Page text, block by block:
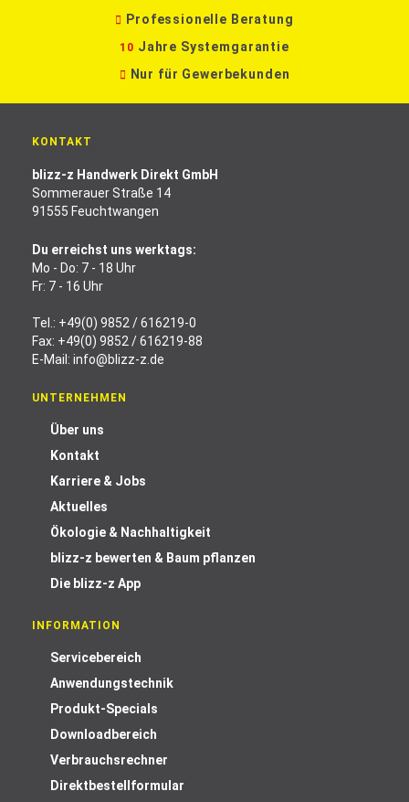
Professionelle Beratung
10 Jahre Systemgarantie
Nur für Gewerbekunden
KONTAKT
blizz-z Handwerk Direkt GmbH
Sommerauer Straße 14
91555 Feuchtwangen
Du erreichst uns werktags:
Mo - Do: 7 - 18 Uhr
Fr: 7 - 16 Uhr
Tel.: +49(0) 9852 / 616219-0
Fax: +49(0) 9852 / 616219-88
E-Mail: info@blizz-z.de
UNTERNEHMEN
Über uns
Kontakt
Karriere & Jobs
Aktuelles
Ökologie & Nachhaltigkeit
blizz-z bewerten & Baum pflanzen
Die blizz-z App
INFORMATION
Servicebereich
Anwendungstechnik
Produkt-Specials
Downloadbereich
Verbrauchsrechner
Direktbestellformular